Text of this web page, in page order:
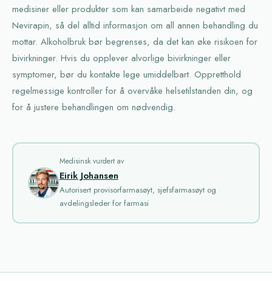
medisiner eller produkter som kan samarbeide negativt med
Nevirapin, så del alltid informasjon om all annen behandling du
mottar. Alkoholbruk bør begrenses, da det kan øke risikoen for
bivirkninger. Hvis du opplever alvorlige bivirkninger eller
symptomer, bør du kontakte lege umiddelbart. Oppretthold
regelmessige kontroller for å overvåke helsetilstanden din, og
for å justere behandlingen om nødvendig.
Medisinsk vurdert av
Eirik Johansen
Autorisert provisorfarmasøyt, sjefsfarmasøyt og
avdelingsleder for farmasi